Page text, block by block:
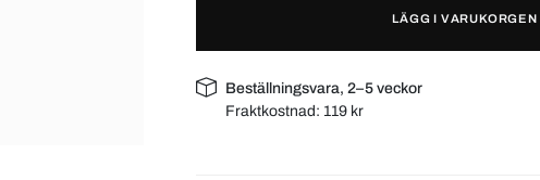
LÄGG I VARUKORGEN
Beställningsvara, 2–5 veckor
Fraktkostnad: 119 kr